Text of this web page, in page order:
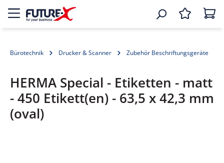
Bürotechnik Drucker & Scanner Zubehör Beschriftungsgeräte
HERMA Special - Etiketten - matt
- 450 Etikett(en) - 63,5 x 42,3 mm
(oval)